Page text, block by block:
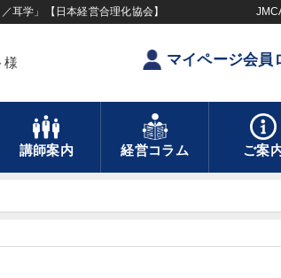
耳学」【日本経営合理化協会】
様 マイページ会員
講師案内 経営コラム ご案